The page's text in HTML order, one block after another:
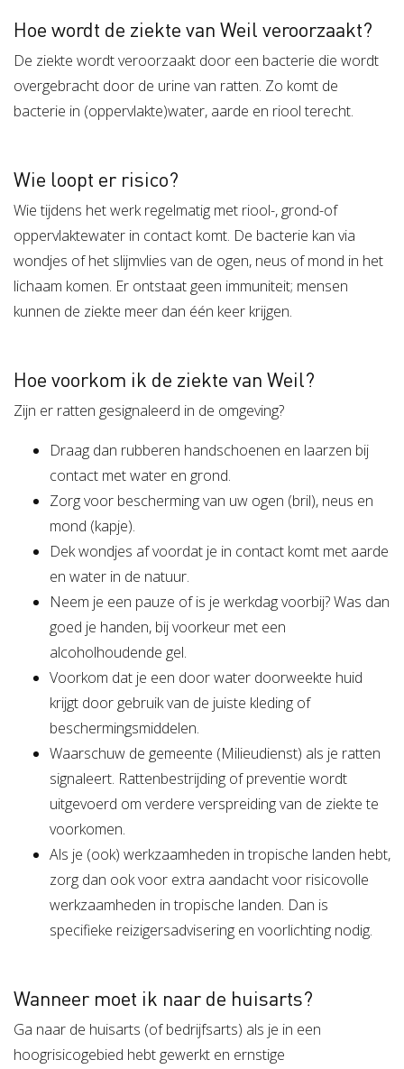
Hoe wordt de ziekte van Weil veroorzaakt?
De ziekte wordt veroorzaakt door een bacterie die wordt
overgebracht door de urine van ratten. Zo komt de
bacterie in (oppervlakte)water, aarde en riool terecht.
Wie loopt er risico?
Wie tijdens het werk regelmatig met riool-, grond-of
oppervlaktewater in contact komt. De bacterie kan via
wondjes of het slijmvlies van de ogen, neus of mond in het
lichaam komen. Er ontstaat geen immuniteit; mensen
kunnen de ziekte meer dan één keer krijgen.
Hoe voorkom ik de ziekte van Weil?
Zijn er ratten gesignaleerd in de omgeving?
Draag dan rubberen handschoenen en laarzen bij
contact met water en grond.
Zorg voor bescherming van uw ogen (bril), neus en
mond (kapje).
Dek wondjes af voordat je in contact komt met aarde
en water in de natuur.
Neem je een pauze of is je werkdag voorbij? Was dan
goed je handen, bij voorkeur met een
alcoholhoudende gel.
Voorkom dat je een door water doorweekte huid
krijgt door gebruik van de juiste kleding of
beschermingsmiddelen.
Waarschuw de gemeente (Milieudienst) als je ratten
signaleert. Rattenbestrijding of preventie wordt
uitgevoerd om verdere verspreiding van de ziekte te
voorkomen.
Als je (ook) werkzaamheden in tropische landen hebt,
zorg dan ook voor extra aandacht voor risicovolle
werkzaamheden in tropische landen. Dan is
specifieke reizigersadvisering en voorlichting nodig.
Wanneer moet ik naar de huisarts?
Ga naar de huisarts (of bedrijfsarts) als je in een
hoogrisicogebied hebt gewerkt en ernstige